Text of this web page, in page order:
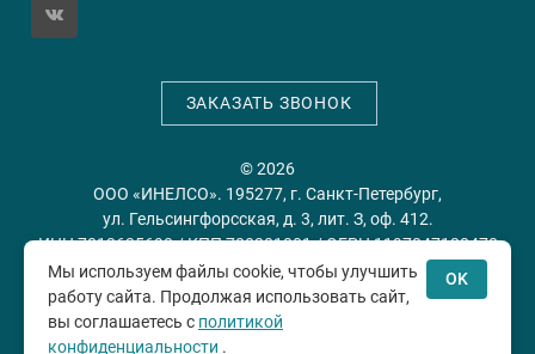
ЗАКАЗАТЬ ЗВОНОК
© 2026
ООО «ИНЕЛСО». 195277, г. Санкт-Петербург,
ул. Гельсингфорсская, д. 3, лит. З, оф. 412.
ИНН 7813635698 / КПП 780201001 / ОГРН 1197847128478
Политика конфиденциальности
соглашение
Мы используем файлы cookie, чтобы улучшить
работу сайта. Продолжая использовать сайт,
вы соглашаетесь с политикой
конфиденциальности .
OK